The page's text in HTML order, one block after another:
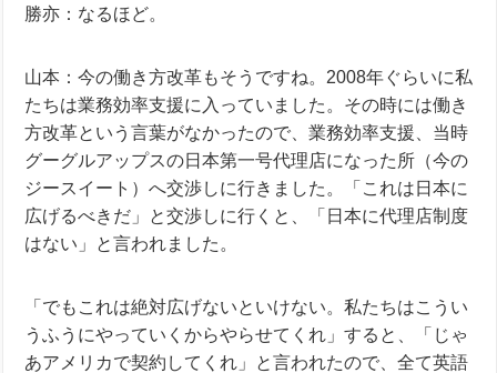
勝亦：なるほど。
山本：今の働き方改革もそうですね。2008年ぐらいに私
たちは業務効率支援に入っていました。その時には働き
方改革という言葉がなかったので、業務効率支援、当時
グーグルアップスの日本第一号代理店になった所（今の
ジースイート）へ交渉しに行きました。「これは日本に
広げるべきだ」と交渉しに行くと、「日本に代理店制度
はない」と言われました。
「でもこれは絶対広げないといけない。私たちはこうい
うふうにやっていくからやらせてくれ」すると、「じゃ
あアメリカで契約してくれ」と言われたので、全て英語